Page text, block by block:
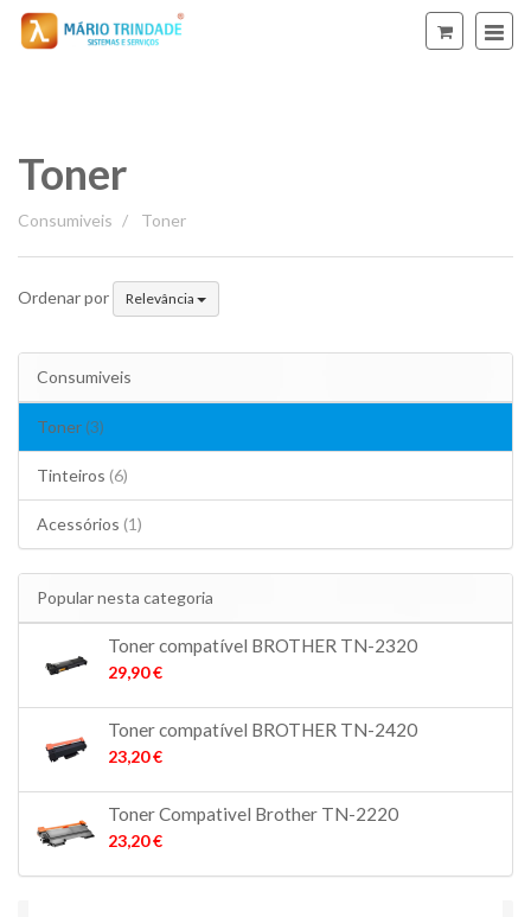
Toner
Toner
Consumiveis Toner
Ordenar por Relevância
Consumiveis
Toner (3)
Tinteiros (6)
Acessórios (1)
Popular nesta categoria
Toner compatível BROTHER TN-2320
29,90 €
Toner compatível BROTHER TN-2420
23,20 €
Toner Compativel Brother TN-2220
23,20 €